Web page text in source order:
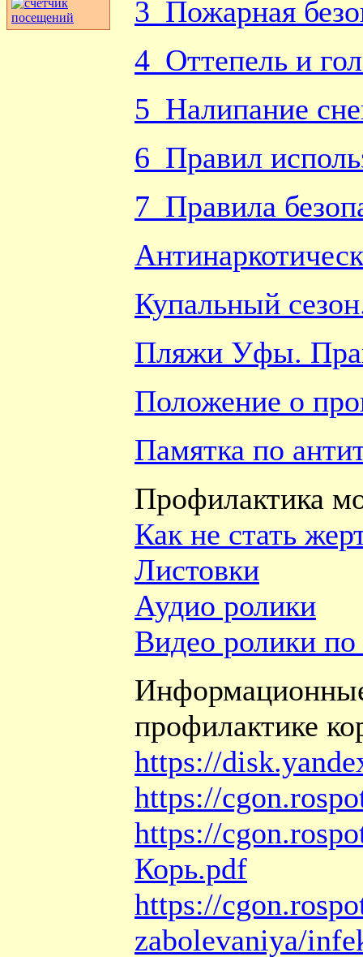
3_Пожарная
4_Оттепель и
5_Налипание
6_Правил
7_Правила
Купальный
Пляжи Уфы.
Положение о
Памятка по
Профилактика
Как не стать
Листовки
Аудио ролики
Видео ролики
профилактике
https://
https://
https://
Корь.pdf
https://
zabolevaniya/